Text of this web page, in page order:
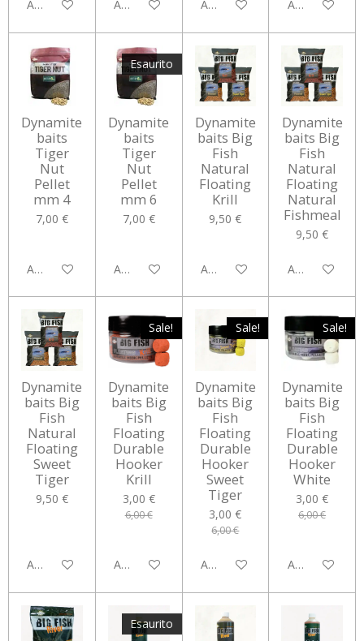
Aggiungi al carrelloAvvisami quando disponibile
Aggiungi al carrelloAvvisami
Dynamite
baits
Tiger
Nut
Pellet
mm 4
7,00 €
Aggiungi al carrello
Esaurito
Dynamite
baits
Tiger
Nut
Pellet
mm 6
7,00 €
Avvisami quando disponibile
Dynamite
baits Big
Fish
Natural
Floating
Krill
9,50 €
Aggiungi al carrello
Dynamite
baits Big
Fish
Natural
Floating
Natural
Fishmeal
9,50 €
Aggiungi al
Dynamite
baits Big
Fish
Natural
Floating
Sweet
Tiger
9,50 €
Aggiungi al carrello
Sale!
Dynamite
baits Big
Fish
Floating
Durable
Hooker
Krill
3,00 €
6,00 €
Aggiungi al carrello
Sale!
Dynamite
baits Big
Fish
Floating
Durable
Hooker
Sweet
Tiger
3,00 €
6,00 €
Aggiungi al carrello
Sale!
Dynamite
baits Big
Fish
Floating
Durable
Hooker
White
3,00 €
6,00 €
Aggiungi al
Esaurito